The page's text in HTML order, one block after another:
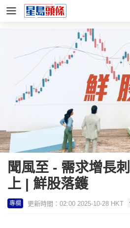
聞風至 - 需求增長
上 | 鮮股落鑊
專欄 更新時間：02:00 2025-10-28 HKT